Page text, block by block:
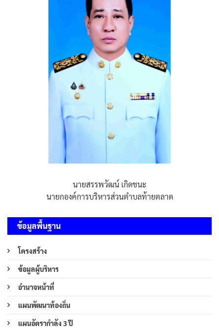
นายสรรพวัฒน์ เกิดชนะ
นายกองค์การบริหารส่วนตำบลท้ายตลาด
ข้อมูลพื้นฐาน
โครงสร้าง
ข้อมูลผู้บริหาร
อำนาจหน้าที่
แผนพัฒนาท้องถิ่น
แผนอัตรากำลัง 3 ปี